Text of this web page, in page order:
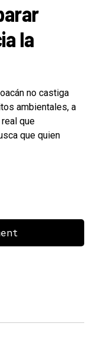
la
no castiga
ambientales, a
que
que quien